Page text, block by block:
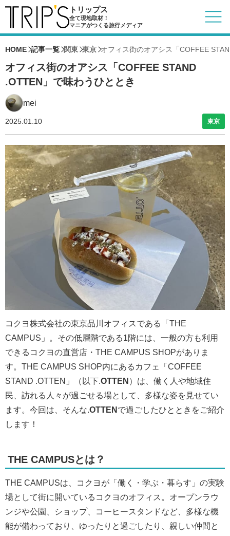
トリップス
全て現地取材！
マニアがつくる旅行メディア
HOME 記事一覧 関東 東京 オフィス街のオアシス「COFFEE
オフィス街のオアシス「COFFEE STAND
.OTTEN」で味わうひととき
mei
東京
2025.01.10
コクヨ株式会社の東京品川オフィスである「THE
CAMPUS」。その低層階である1階には、一般の方も利用
できるコクヨの直営店・THE CAMPUS SHOPがありま
す。THE CAMPUS SHOP内にあるカフェ「COFFEE
STAND .OTTEN」（以下.OTTEN ）は、働く人や地域住
民、訪れる人々が過ごせる場として、多様な姿を見せてい
ます。今回は、そんな.OTTEN で過ごしたひとときをご紹介
します！
THE CAMPUSとは？
THE CAMPUSは、コクヨが「働く・学ぶ・暮らす」の実験
場として街に開いているコクヨのオフィス。オープンラウ
ンジや公園、ショップ、コーヒースタンドなど、多様な機
能が備わっており、ゆったりと過ごしたり、親しい仲間と